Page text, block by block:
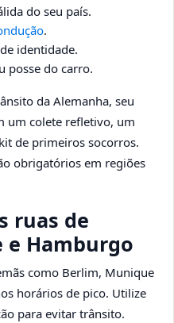
do seu país.
.
identidade.
posse do carro.
da Alemanha, seu
um colete refletivo, um
de primeiros socorros.
obrigatórios em regiões
ruas de
Hamburgo
como Berlim, Munique
horários de pico. Utilize
para evitar trânsito.